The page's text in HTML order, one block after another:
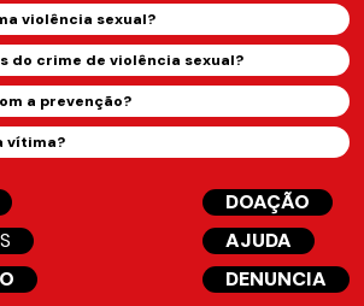
violência sexual?
do crime de violência sexual?
a prevenção?
vítima?
DOAÇÃO
AJUDA
DENUNCIA